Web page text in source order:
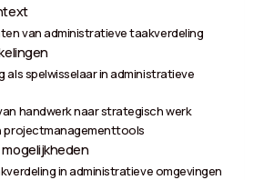
van administratieve taakverdeling
als spelwisselaar in administratieve
handwerk naar strategisch werk
projectmanagementtools
in administratieve omgevingen